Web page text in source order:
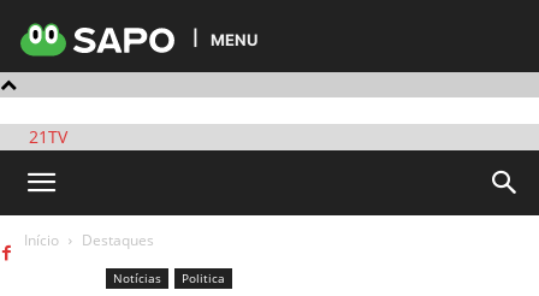
MENU
21TV
Início Destaques
Notícias Politica